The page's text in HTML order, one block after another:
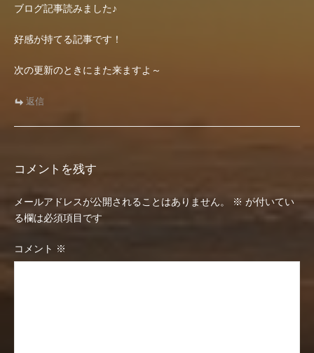
ョ
ン
ブログ記事読みました♪
好感が持てる記事です！
次の更新のときにまた来ますよ～
返信
コメントを残す
メールアドレスが公開されることはありません。 ※ が付いてい
る欄は必須項目です
コメント ※